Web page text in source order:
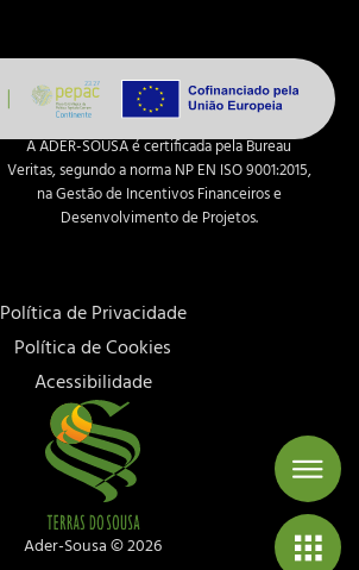
A ADER-SOUSA é certificada pela Bureau
Veritas, segundo a norma NP EN ISO 9001:2015,
na Gestão de Incentivos Financeiros e
Desenvolvimento de Projetos.
Política de Privacidade
Política de Cookies
Acessibilidade
Ader-Sousa ©2026